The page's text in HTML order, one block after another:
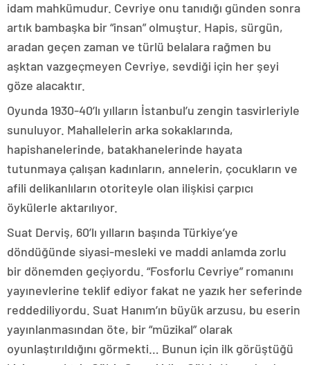
idam mahkümudur. Cevriye onu tanıdığı günden sonra
artık bambaşka bir “insan” olmuştur. Hapis, sürgün,
aradan geçen zaman ve türlü belalara rağmen bu
aşktan vazgeçmeyen Cevriye, sevdiği için her şeyi
göze alacaktır.
Oyunda 1930-40’lı yılların İstanbul’u zengin tasvirleriyle
sunuluyor. Mahallelerin arka sokaklarında,
hapishanelerinde, batakhanelerinde hayata
tutunmaya çalışan kadınların, annelerin, çocukların ve
afili delikanlıların otoriteyle olan ilişkisi çarpıcı
öykülerle aktarılıyor.
Suat Derviş, 60’lı yılların başında Türkiye’ye
döndüğünde siyasi-mesleki ve maddi anlamda zorlu
bir dönemden geçiyordu. “Fosforlu Cevriye” romanını
yayınevlerine teklif ediyor fakat ne yazık her seferinde
reddediliyordu. Suat Hanım’ın büyük arzusu, bu eserin
yayınlanmasından öte, bir “müzikal” olarak
oyunlaştırıldığını görmekti… Bunun için ilk görüştüğü